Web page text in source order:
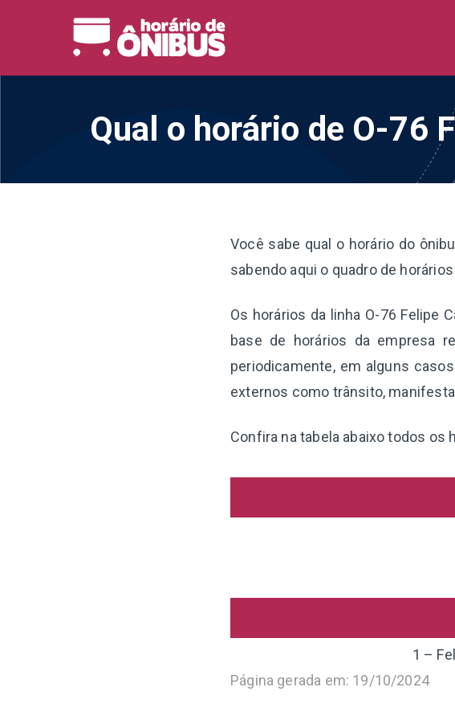
Qual o horário de O-76
Você sabe qual o horário do
sabendo aqui o quadro de
Os horários da linha O-76 Felipe
base de horários da empresa
periodicamente, em alguns
externos como trânsito,
Confira na tabela abaixo todos os
1 –
Página gerada em: 19/10/2024